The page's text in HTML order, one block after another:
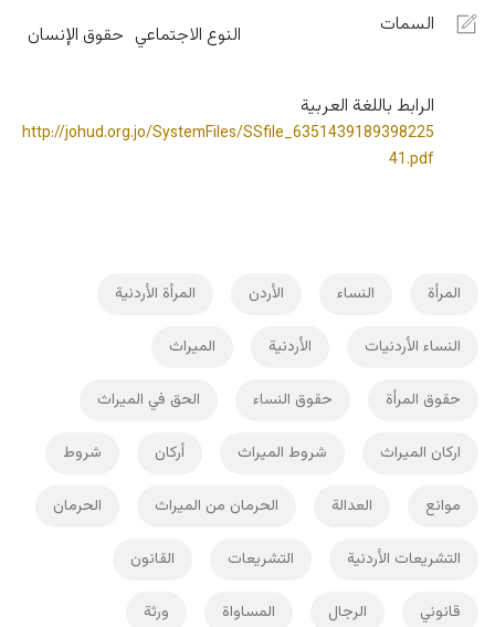
السمات النوع الاجتماعي حقوق الإنسان
الرابط باللغة العربية
http://johud.org.jo/SystemFiles/SSfile_6351439189398225
41.pdf
المرأة النساء الأردن المرأة الأردنية
النساء الأردنيات الأردنية الميراث
حقوق المرأة حقوق النساء الحق في الميراث
اركان الميراث شروط الميراث أركان شروط
موانع العدالة الحرمان من الميراث الحرمان
التشريعات الأردنية التشريعات القانون
قانوني الرجال المساواة ورثة